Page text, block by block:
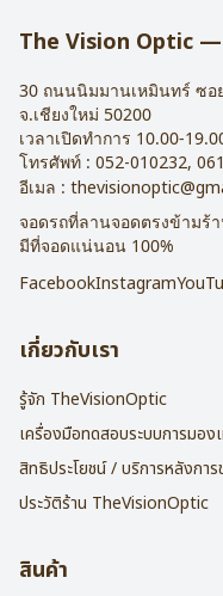
The Vision Optic —
30 ถนนนิมมานเหมินทร์ ซอ
จ.เชียงใหม่ 50200
เวลาเปิดทำการ 10.00-
โทรศัพท์ : 052-010232,
อีเมล :
จอดรถที่ลานจอดตรงข้ามร้
มีที่จอดแน่นอน 100%
FacebookInstagram
เกี่ยวกับเรา
รู้จัก TheVisionOptic
เครื่องมือทดสอบระบบการมอง
สิทธิประโยชน์ / บริการหลังการ
ประวัติร้าน TheVisionOptic
สินค้า